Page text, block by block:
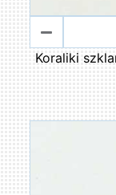
Koraliki